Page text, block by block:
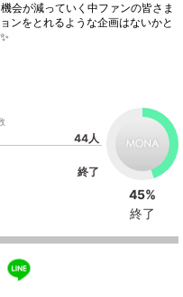
会が減っていく中ファンの皆さま
ンをとれるような企画はないかと
44人
終了
45%
終了